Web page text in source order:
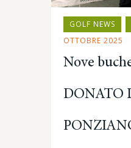
GOLF NEWS
OTTOBRE 2025
Nove
DONATO